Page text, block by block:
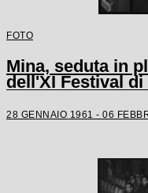
FOTO
Mina, seduta in
dell'XI Festival di
28 GENNAIO 1961 - 06